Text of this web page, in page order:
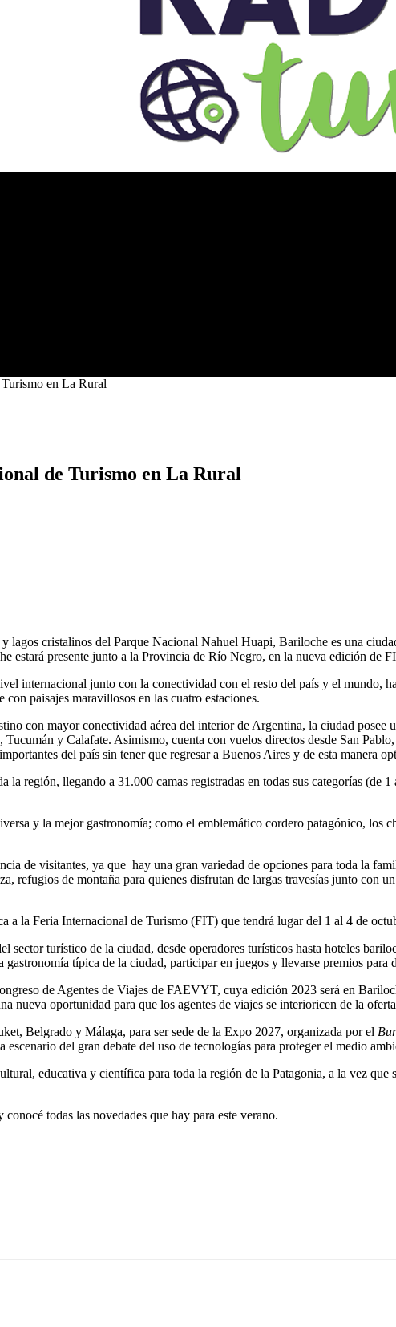
en La Rural
de Turismo en La Rural
lagos cristalinos del Parque Nacional Nahuel Huapi, Bariloche es una
estará presente junto a la Provincia de Río Negro, en la nueva edición de
internacional junto con la conectividad con el resto del país y el mundo,
paisajes maravillosos en las cuatro estaciones.
con mayor conectividad aérea del interior de Argentina, la ciudad
y Calafate. Asimismo, cuenta con vuelos directos desde San
del país sin tener que regresar a Buenos Aires y de esta manera
región, llegando a 31.000 camas registradas en todas sus categorías (de
y la mejor gastronomía; como el emblemático cordero patagónico, los
de visitantes, ya que hay una gran variedad de opciones para toda la
refugios de montaña para quienes disfrutan de largas travesías junto con
a la Feria Internacional de Turismo (FIT) que tendrá lugar del 1 al 4 de
sector turístico de la ciudad, desde operadores turísticos hasta hoteles
típica de la ciudad, participar en juegos y llevarse premios para
de Agentes de Viajes de FAEVYT, cuya edición 2023 será en
nueva oportunidad para que los agentes de viajes se interioricen de la
Belgrado y Málaga, para ser sede de la Expo 2027, organizada por el
escenario del gran debate del uso de tecnologías para proteger el medio
educativa y científica para toda la región de la Patagonia, a la vez
conocé todas las novedades que hay para este verano.